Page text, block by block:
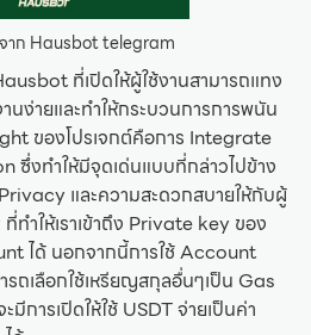
ก Hausbot telegram
ที่เปิดให้ผู้ใช้งานสามารถแทง
ง่ายและทำให้กระบวนการการพนัน
ของโปรเจกต์คือการ Integrate
งทำให้มีจุดเด่นแบบที่กล่าวไปข้าง
และความสะดวกสบายให้กับผู้
ทำให้เราเข้าถึง Private key ของ
ได้ นอกจากนี้การใช้ Account
ถเลือกใช้เหรียญสกุลอื่นๆเป็น Gas
การเปิดให้ใช้ USDT จ่ายเป็นค่า